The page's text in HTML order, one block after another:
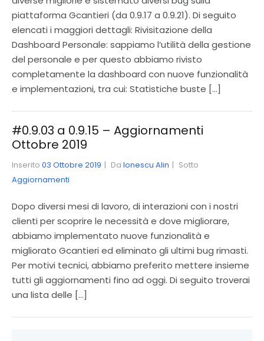
piattaforma Gcantieri (da 0.9.17 a 0.9.21). Di seguito
elencati i maggiori dettagli: Rivisitazione della
Dashboard Personale: sappiamo l’utilità della gestione
del personale e per questo abbiamo rivisto
completamente la dashboard con nuove funzionalità
e implementazioni, tra cui: Statistiche buste […]
#0.9.03 a 0.9.15 – Aggiornamenti
Ottobre 2019
Inserito 03 Ottobre 2019 Da Ionescu Alin
Sotto
Aggiornamenti
Dopo diversi mesi di lavoro, di interazioni con i nostri
clienti per scoprire le necessità e dove migliorare,
abbiamo implementato nuove funzionalità e
migliorato Gcantieri ed eliminato gli ultimi bug rimasti.
Per motivi tecnici, abbiamo preferito mettere insieme
tutti gli aggiornamenti fino ad oggi. Di seguito troverai
una lista delle […]